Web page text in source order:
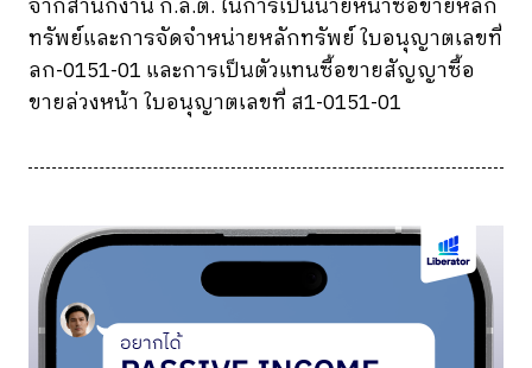
จากสำนักงาน ก.ล.ต. ในการเป็นนายหน้าซื้อขายหลัก
ทรัพย์และการจัดจำหน่ายหลักทรัพย์ ใบอนุญาตเลขที่
ลก-0151-01 และการเป็นตัวแทนซื้อขายสัญญาซื้อ
ขายล่วงหน้า ใบอนุญาตเลขที่ ส1-0151-01